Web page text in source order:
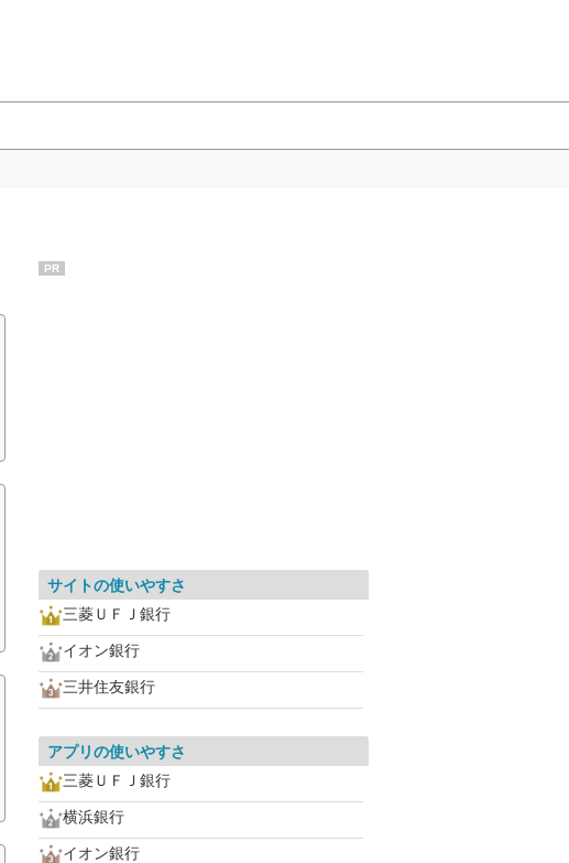
PR
サイトの使いやすさ
三菱ＵＦＪ銀行
イオン銀行
三井住友銀行
アプリの使いやすさ
三菱ＵＦＪ銀行
横浜銀行
イオン銀行